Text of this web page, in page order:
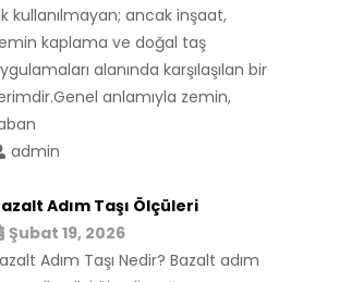
kullanılmayan; ancak inşaat,
kaplama ve doğal taş
alanında karşılaşılan bir
anlamıyla zemin,
admin
Adım Taşı Ölçüleri
Şubat 19, 2026
Adım Taşı Nedir? Bazalt adım